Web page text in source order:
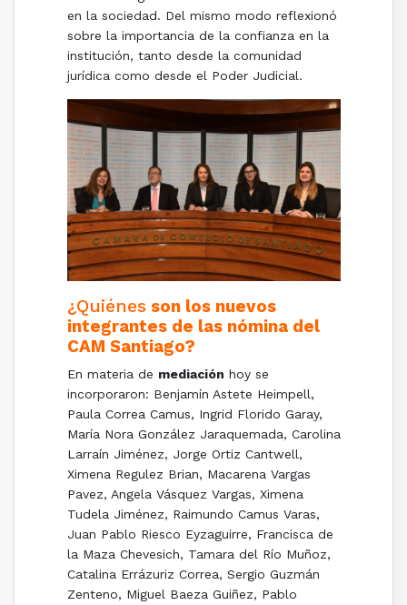
en la sociedad. Del mismo modo reflexionó
sobre la importancia de la confianza en la
institución, tanto desde la comunidad
jurídica como desde el Poder Judicial.
¿Quiénes son los nuevos
integrantes de las nómina del
CAM Santiago?
En materia de mediación hoy se
incorporaron: Benjamín Astete Heimpell,
Paula Correa Camus, Ingrid Florido Garay,
María Nora González Jaraquemada, Carolina
Larraín Jiménez, Jorge Ortiz Cantwell,
Ximena Regulez Brian, Macarena Vargas
Pavez, Angela Vásquez Vargas, Ximena
Tudela Jiménez, Raimundo Camus Varas,
Juan Pablo Riesco Eyzaguirre, Francisca de
la Maza Chevesich, Tamara del Río Muñoz,
Catalina Errázuriz Correa, Sergio Guzmán
Zenteno, Miguel Baeza Guiñez, Pablo